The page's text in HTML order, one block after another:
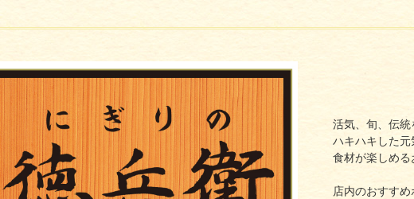
活気、旬、伝
ハキハキした
食材が楽しめ
店内のおすす